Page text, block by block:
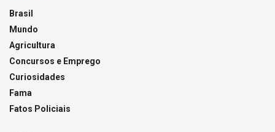
Brasil
Mundo
Agricultura
Concursos e Emprego
Curiosidades
Fama
Fatos Policiais